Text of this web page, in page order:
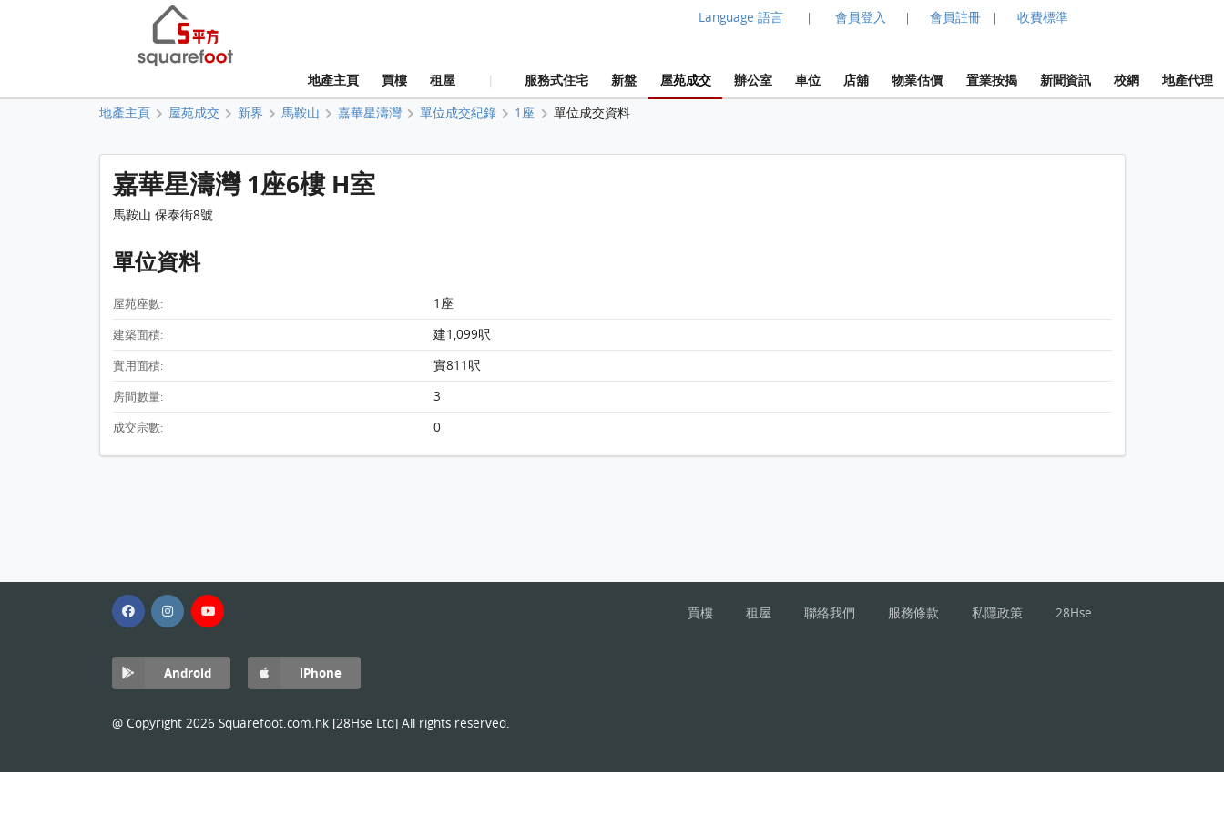
Language 語言 | 會員登入 | 會員註冊 | 收費標準
地產主頁 買樓 租屋 | 服務式住宅 新盤 屋苑成交 辦公室 車位 店舖 物業估價 置業按揭 新聞資訊 校網 地產代理
地產主頁 屋苑成交 新界 馬鞍山 嘉華星濤灣 單位成交紀錄 1座 單位成交資料
嘉華星濤灣 1座6樓 H室
馬鞍山 保泰街8號
單位資料
屋苑座數: 1座
建築面積: 建1,099呎
實用面積: 實811呎
房間數量: 3
成交宗數: 0
買樓 租屋 聯絡我們 服務條款 私隱政策 28Hse
Android iPhone
@ Copyright 2026 Squarefoot.com.hk [28Hse Ltd] All rights reserved.